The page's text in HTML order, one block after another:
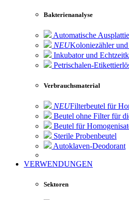
Bakterienanalyse
Automatische
NEUKoloniezähler
Inkubator und
Petrischalen-
Verbrauchsmaterial
NEUFilterbeutel für
Beutel ohne Filter für
Beutel für
Sterile Probenbeutel
Autoklaven-Deodorant
VERWENDUNGEN
Sektoren